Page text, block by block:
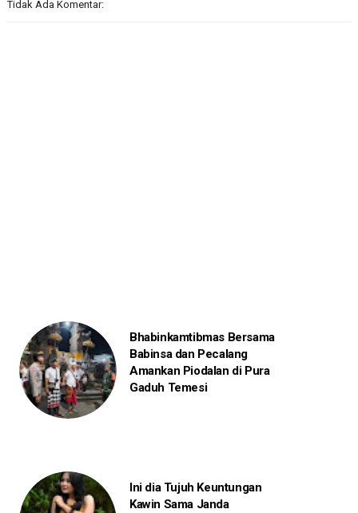
Tidak Ada Komentar:
Bhabinkamtibmas Bersama
Babinsa dan Pecalang
Amankan Piodalan di Pura
Gaduh Temesi
Ini dia Tujuh Keuntungan
Kawin Sama Janda